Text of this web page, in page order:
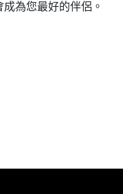
為您最好的伴侶。